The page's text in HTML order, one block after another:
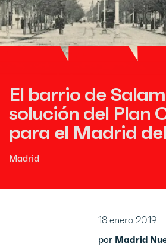
El barrio de
solución del Plan
para el Madrid
Madrid
18 enero 2019
por Madrid